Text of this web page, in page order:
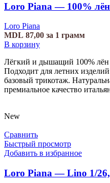
Loro Piana — 100%
Loro Piana
MDL 87,00 за 1 грамм
В корзину
Лёгкий и дышащий 100% лён
Подходит для летних
базовый трикотаж.
премиальное качество
New
Сравнить
Быстрый просмотр
Добавить в избранное
Loro Piana — Lino 1/